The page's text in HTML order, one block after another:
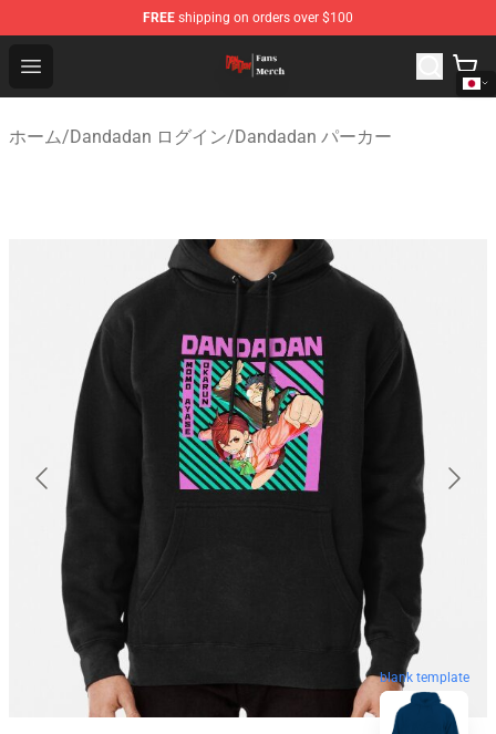
FREE shipping on orders over $100
Open menu
Dandadan Shop - Official Dandadan Merchandise Store
ホーム/Dandadan ログイン/Dandadan パーカー
blank template